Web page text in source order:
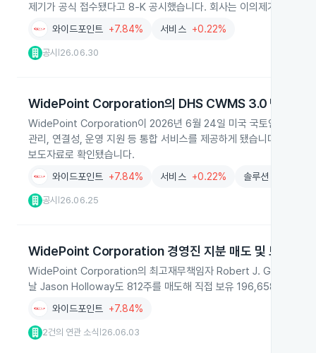
제기가 공식 접수됐다고 8‑K 공시했습니다. 회사는 이의제기가 근거
와이드포인트 +7.84% 서비스 +0.22%
공시 26.06.30
WidePoint Corporation의 DHS CWMS 3.0 단독 수
WidePoint Corporation이 2026년 6월 24일 미국 국토안보부의
관리, 연결성, 운영 지원 등 통합 서비스를 제공하게 됐습니다. 계약
보도자료로 확인됐습니다.
와이드포인트 +7.84% 서비스 +0.22% 솔루션
공시 26.06.25
WidePoint Corporation 경영진 지분 매도 및 보유 현황
WidePoint Corporation의 최고재무책임자 Robert J. George가
날 Jason Holloway도 812주를 매도해 직접 보유 196,658주와 신
와이드포인트 +7.84%
2건의 연관 소식 26.06.03